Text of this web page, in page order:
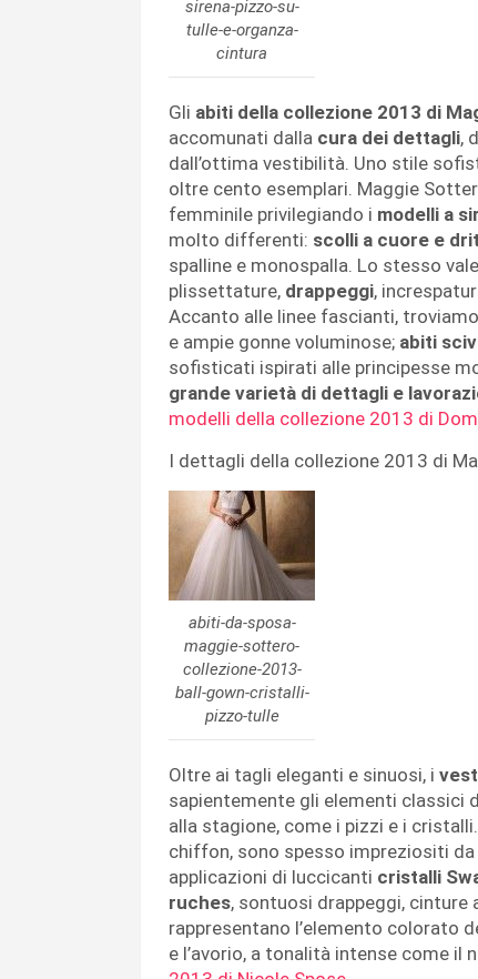
sirena-pizzo-su-
tulle-e-organza-
cintura
Gli abiti della collezione 2013 di
accomunati dalla cura dei dettagli,
dall’ottima vestibilità. Uno stile
oltre cento esemplari. Maggie
femminile privilegiando i modelli a
molto differenti: scolli a cuore e
spalline e monospalla. Lo stesso
plissettature, drappeggi,
Accanto alle linee fascianti,
e ampie gonne voluminose; abiti
sofisticati ispirati alle principesse
grande varietà di dettagli e
modelli della collezione 2013 di
I dettagli della collezione 2013 di
abiti-da-sposa-
maggie-sottero-
collezione-2013-
ball-gown-cristalli-
pizzo-tulle
Oltre ai tagli eleganti e sinuosi, i
sapientemente gli elementi classici
alla stagione, come i pizzi e i
chiffon, sono spesso impreziositi da
applicazioni di luccicanti cristalli
ruches, sontuosi drappeggi, cinture
rappresentano l’elemento colorato
e l’avorio, a tonalità intense come il